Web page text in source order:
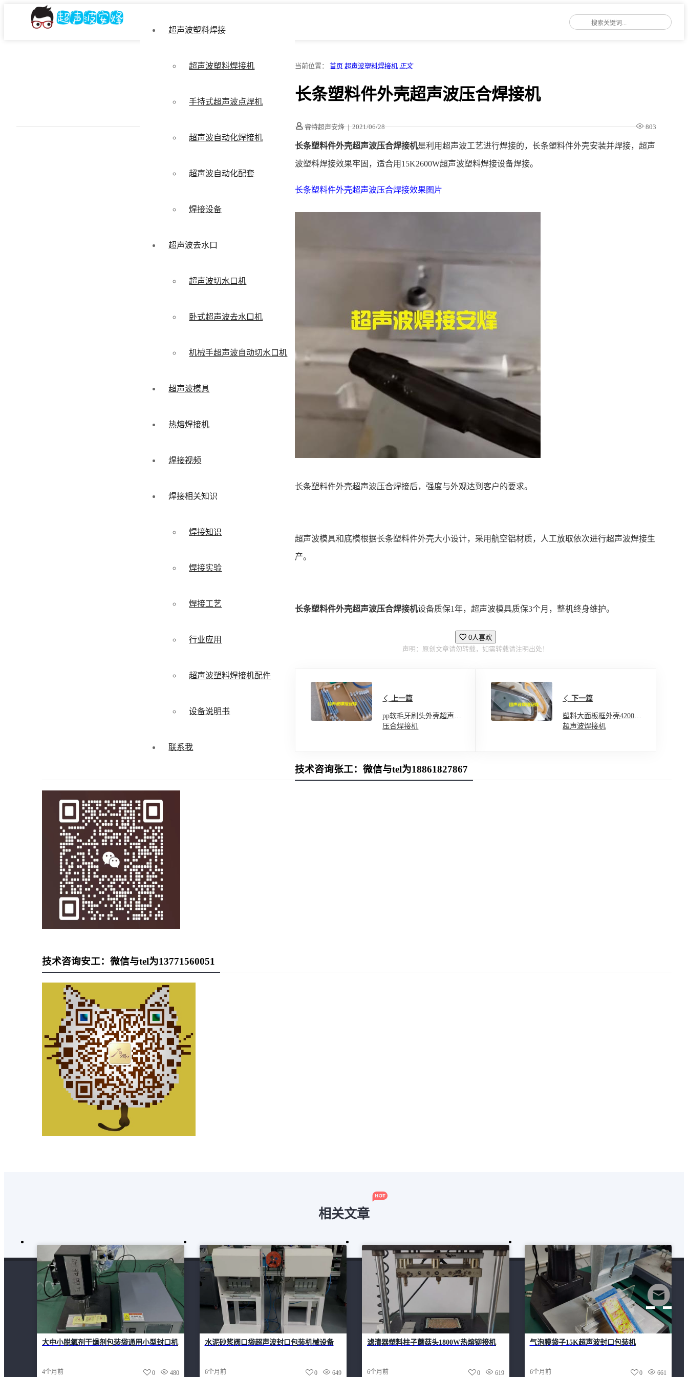
超声波塑料焊接
超声波塑料焊接机
手持式超声波点焊机
超声波自动化焊接机
超声波自动化配套
焊接设备
超声波去水口
超声波切水口机
卧式超声波去水口机
机械手超声波自动切水口机
超声波模具
热熔焊接机
焊接视频
焊接相关知识
焊接知识
焊接实验
焊接工艺
行业应用
超声波塑料焊接机配件
设备说明书
联系我
当前位置：首页 超声波塑料焊接机 正文
长条塑料件外壳超声波压合焊接机
睿特超声安烽 | 2021/06/28 803
长条塑料件外壳超声波压合焊接机是利用超声波工艺进行焊接的，长条塑料件外壳安装并焊接，超声
波塑料焊接效果牢固，适合用15K2600W超声波塑料焊接设备焊接。
长条塑料件外壳超声波压合焊接效果图片
长条塑料件外壳超声波压合焊接后，强度与外观达到客户的要求。
超声波模具和底模根据长条塑料件外壳大小设计，采用航空铝材质，人工放取依次进行超声波焊接生
产。
长条塑料件外壳超声波压合焊接机设备质保1年，超声波模具质保3个月，整机终身维护。
0人喜欢
声明：原创文章请勿转载，如需转载请注明出处！
上一篇
pp软毛牙刷头外壳超声波
压合焊接机
下一篇
塑料大面板框外壳4200W
超声波焊接机
技术咨询张工：微信与tel为18861827867
技术咨询安工：微信与tel为13771560051
相关文章
大中小脱氧剂干燥剂包装袋通用小型封口机
4个月前 480
0
水泥砂浆阀口袋超声波封口包装机械设备
6个月前 649
0
滤清器塑料柱子蘑菇头1800W热熔铆接机
6个月前 619
0
气泡膜袋子15K超声波封口包装机
6个月前 661
0